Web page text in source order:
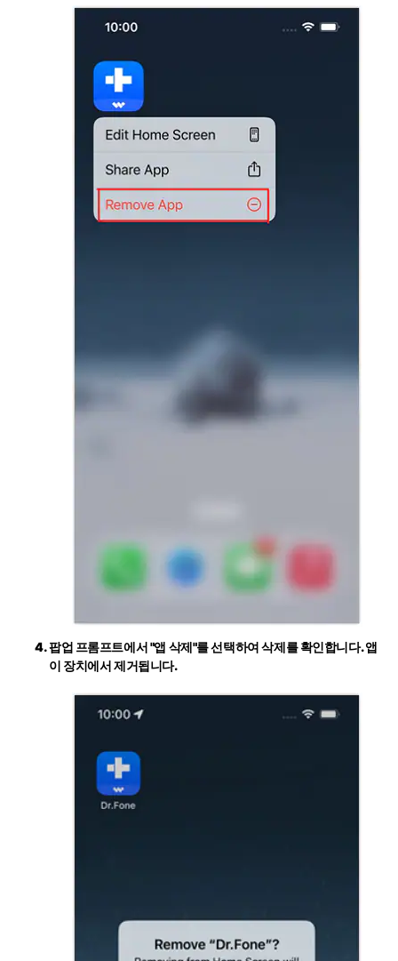
팝업 프롬프트에서 "앱 삭제"를 선택하여 삭제를 확인합니다. 앱
이 장치에서 제거됩니다.